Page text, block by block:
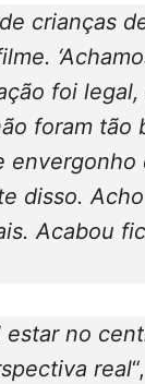
crianças
foi legal,
foram tão
envergonho
disso.
Acabou
estar no
real“,